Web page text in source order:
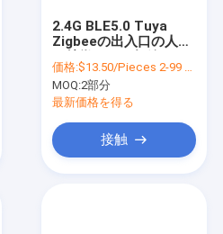
2.4G BLE5.0 Tuya
Zigbeeの出入口の人間
ートな出入口
価格:$13.50/Pieces 2-99 Pieces
MOQ:2部分
最新価格を得る
接触